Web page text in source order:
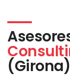
(Girona)